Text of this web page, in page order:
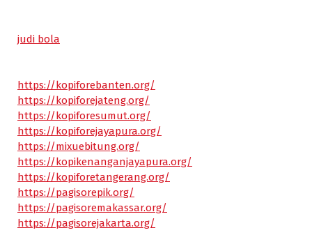
judi bola
https://kopiforebanten.org/
https://kopiforejateng.org/
https://kopiforesumut.org/
https://kopiforejayapura.org/
https://mixuebitung.org/
https://kopikenanganjayapura.org/
https://kopiforetangerang.org/
https://pagisorepik.org/
https://pagisoremakassar.org/
https://pagisorejakarta.org/